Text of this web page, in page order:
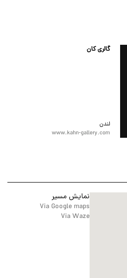
گالری کان
لندن
www.kahn-gallery.com
نمایش مسیر
Via Google maps
Via Waze